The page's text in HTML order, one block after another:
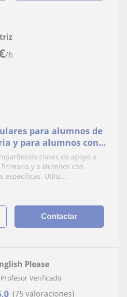
/h
para alumnos de
y para alumnos con
especiales. Son
clases de apoyo a
y a alumnos con
específicas. Utiliz...
Contactar
Please
Profesor Verificado
(75 valoraciones)